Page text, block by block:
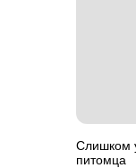
Слишком
питомца